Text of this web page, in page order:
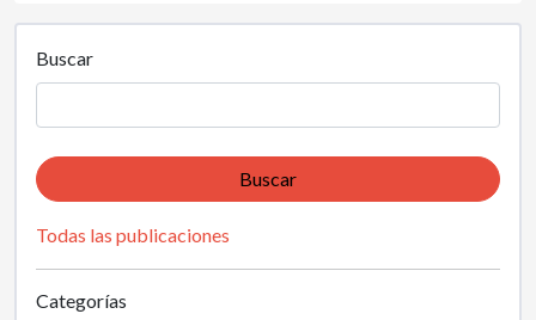
Buscar
Buscar
Todas las publicaciones
Categorías